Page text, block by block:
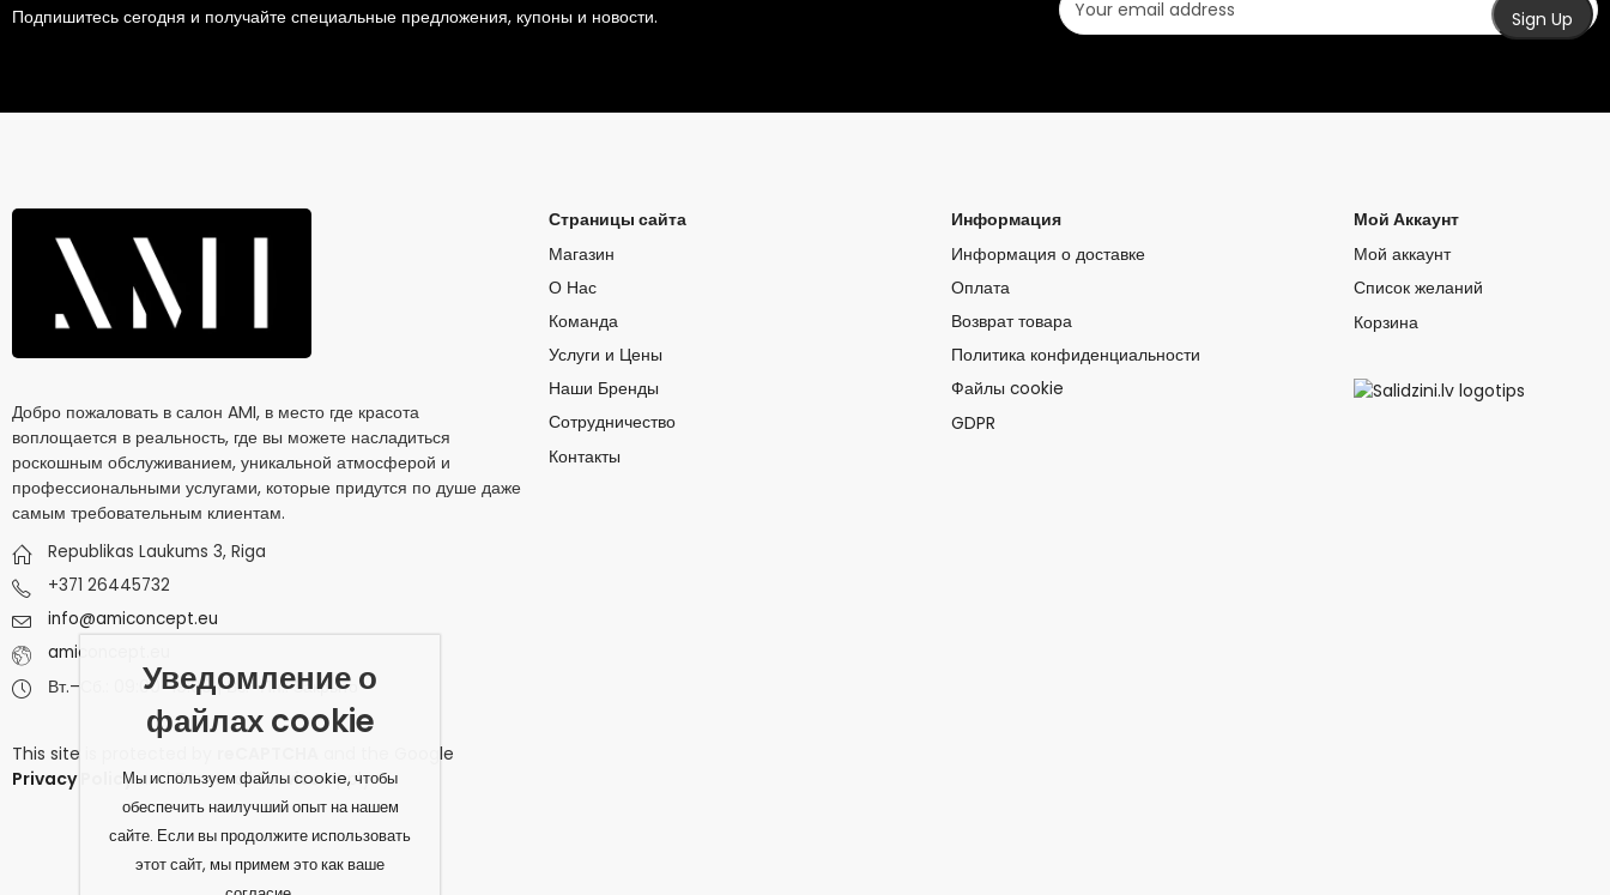
Подпишитесь сегодня и получайте специальные предложения, купоны и новости.
Добро пожаловать в салон AMI, в место где красота
воплощается в реальность, где вы можете насладиться
роскошным обслуживанием, уникальной атмосферой и
профессиональными услугами, которые придутся по душе даже
самым требовательным клиентам.
Republikas Laukums 3, Riga
+371 26445732
info@amiconcept.eu
amiconcept.eu
Вт.–Сб.: 09:00–19:00 | Вс.–Пн.: Закрыто
This site is protected by
and the Google
Privacy PolicyandTerms of Serviceapply.
Страницы сайта
Магазин
О Нас
Команда
Услуги и Цены
Наши Бренды
Сотрудничество
Контакты
Информация
Информация о доставке
Оплата
Возврат товара
Политика конфиденциальности
Файлы cookie
GDPR
Мой Аккаунт
Мой аккаунт
Список желаний
Корзина
Уведомление о
файлах cookie
Мы используем файлы cookie, чтобы
обеспечить наилучший опыт на нашем
сайте. Если вы продолжите использовать
этот сайт, мы примем это как ваше